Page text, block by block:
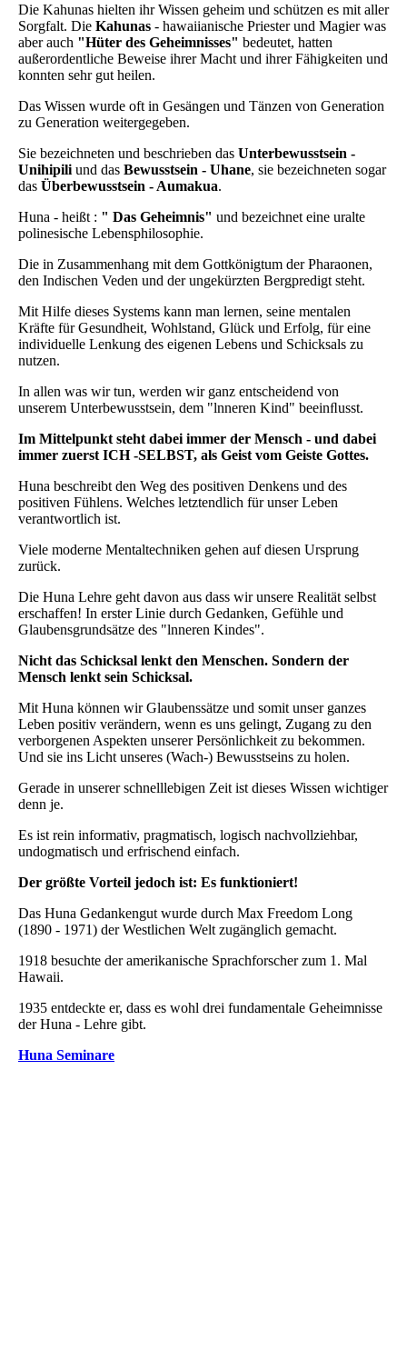
Die Kahunas hielten ihr Wissen geheim und schützen es mit aller
Sorgfalt. Die Kahunas - hawaiianische Priester und Magier was
aber auch "Hüter des Geheimnisses" bedeutet, hatten
außerordentliche Beweise ihrer Macht und ihrer Fähigkeiten und
konnten sehr gut heilen.
Das Wissen wurde oft in Gesängen und Tänzen von Generation
zu Generation weitergegeben.
Sie bezeichneten und beschrieben das Unterbewusstsein -
Unihipili und das Bewusstsein - Uhane, sie bezeichneten sogar
das Überbewusstsein - Aumakua.
Huna - heißt : " Das Geheimnis" und bezeichnet eine uralte
polinesische Lebensphilosophie.
Die in Zusammenhang mit dem Gottkönigtum der Pharaonen,
den Indischen Veden und der ungekürzten Bergpredigt steht.
Mit Hilfe dieses Systems kann man lernen, seine mentalen
Kräfte für Gesundheit, Wohlstand, Glück und Erfolg, für eine
individuelle Lenkung des eigenen Lebens und Schicksals zu
nutzen.
In allen was wir tun, werden wir ganz entscheidend von
unserem Unterbewusstsein, dem "lnneren Kind" beeinﬂusst.
Im Mittelpunkt steht dabei immer der Mensch - und dabei
immer zuerst ICH -SELBST, als Geist vom Geiste Gottes.
Huna beschreibt den Weg des positiven Denkens und des
positiven Fühlens. Welches letztendlich für unser Leben
verantwortlich ist.
Viele moderne Mentaltechniken gehen auf diesen Ursprung
zurück.
Die Huna Lehre geht davon aus dass wir unsere Realität selbst
erschaffen! In erster Linie durch Gedanken, Gefühle und
Glaubensgrundsätze des "lnneren Kindes".
Nicht das Schicksal lenkt den Menschen. Sondern der
Mensch lenkt sein Schicksal.
Mit Huna können wir Glaubenssätze und somit unser ganzes
Leben positiv verändern, wenn es uns gelingt, Zugang zu den
verborgenen Aspekten unserer Persönlichkeit zu bekommen.
Und sie ins Licht unseres (Wach-) Bewusstseins zu holen.
Gerade in unserer schnelllebigen Zeit ist dieses Wissen wichtiger
denn je.
Es ist rein informativ, pragmatisch, logisch nachvollziehbar,
undogmatisch und erfrischend einfach.
Der größte Vorteil jedoch ist: Es funktioniert!
Das Huna Gedankengut wurde durch Max Freedom Long
(1890 - 1971) der Westlichen Welt zugänglich gemacht.
1918 besuchte der amerikanische Sprachforscher zum 1. Mal
Hawaii.
1935 entdeckte er, dass es wohl drei fundamentale Geheimnisse
der Huna - Lehre gibt.
Huna Seminare